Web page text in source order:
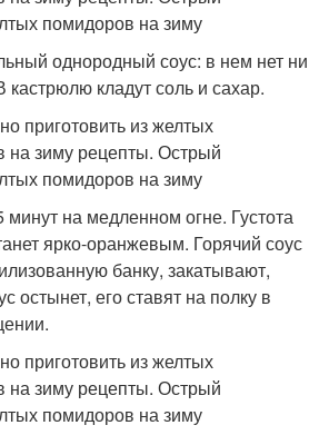
однородный соус: в нем нет ни
кладут соль и сахар.
минут на медленном огне. Густота
ярко-оранжевым. Горячий соус
банку, закатывают,
остынет, его ставят на полку в